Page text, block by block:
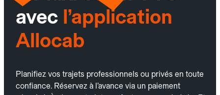
avec l’application
Allocab
Planifiez vos trajets professionnels ou privés en toute
confiance. Réservez à l’avance via un paiement